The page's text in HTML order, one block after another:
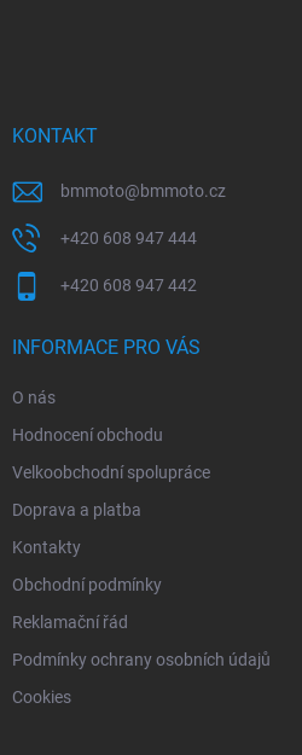
KONTAKT
bmmoto@bmmoto.cz
+420 608 947 444
+420 608 947 442
INFORMACE PRO VÁS
O nás
Hodnocení obchodu
Velkoobchodní spolupráce
Doprava a platba
Kontakty
Obchodní podmínky
Reklamační řád
Podmínky ochrany osobních údajů
Cookies